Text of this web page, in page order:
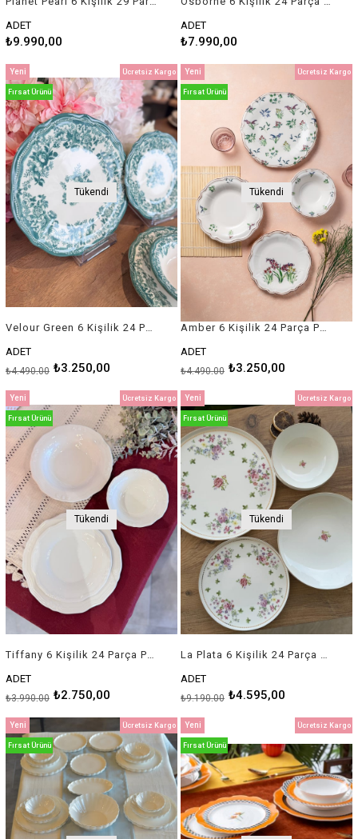
ADET
₺9.990,00
ADET
₺7.990,00
Tükendi
Velour Green 6 Kişilik 24 Parça Porselen Yemek Takımı
ADET
₺3.250,00
₺4.490,00
Ücretsiz Kargo
Yeni
Ürün
Fırsat Ürünü
Tükendi
Amber 6 Kişilik 24 Parça Porselen Yemek Takımı
ADET
₺3.250,00
₺4.490,00
Ücretsiz Kargo
Yeni
Ürün
Fırsat Ürünü
Tükendi
ADET
₺2.750,00
₺3.990,00
Ücretsiz Kargo
Yeni
Ürün
Fırsat Ürünü
Tükendi
ADET
₺4.595,00
₺9.190,00
Ücretsiz Kargo
Yeni
Ürün
Fırsat Ürünü
Ücretsiz Kargo
Yeni
Ürün
Fırsat Ürünü
Ücretsiz Kargo
Yeni
Ürün
Fırsat Ürünü